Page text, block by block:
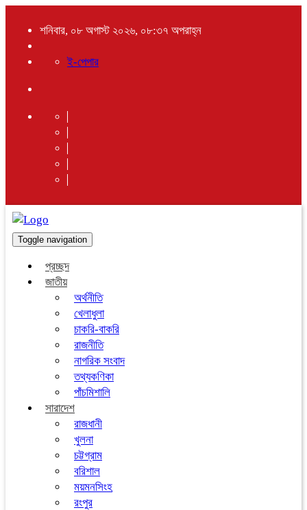
শনিবার, ০৮ অগাস্ট ২০২৬, ০৮:৩৭ অপরাহ্ন
ই-পেপার
Toggle navigation
প্রচ্ছদ
জাতীয়
অর্থনীতি
খেলাধুলা
চাকরি-বাকরি
রাজনীতি
নাগরিক সংবাদ
তথ্যকণিকা
পাঁচমিশালি
সারাদেশ
রাজধানী
খুলনা
চট্টগ্রাম
বরিশাল
ময়মনসিংহ
রংপুর